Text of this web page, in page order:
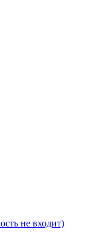
не входит)